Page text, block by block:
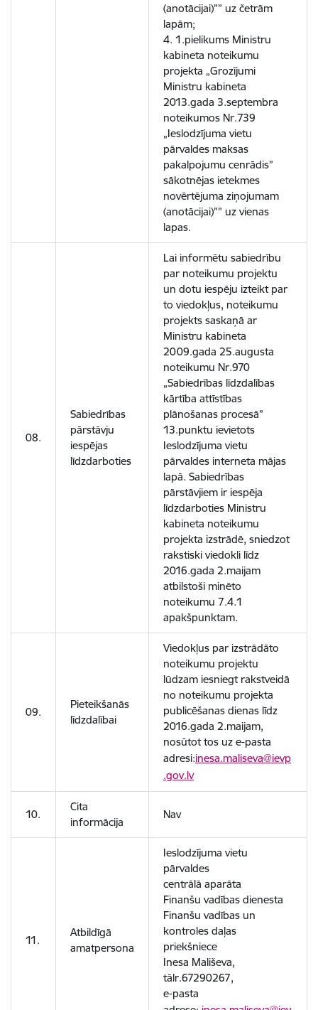
(anotācijai)”” uz četrām
lapām;
4. 1.pielikums Ministru
kabineta noteikumu
projekta „Grozījumi
Ministru kabineta
2013.gada 3.septembra
noteikumos Nr.739
„Ieslodzījuma vietu
pārvaldes maksas
pakalpojumu cenrādis”
sākotnējas ietekmes
novērtējuma ziņojumam
(anotācijai)”” uz vienas
lapas.
08.
Sabiedrības
pārstāvju
iespējas
līdzdarboties
Lai informētu sabiedrību
par noteikumu projektu
un dotu iespēju izteikt par
to viedokļus, noteikumu
projekts saskaņā ar
Ministru kabineta
2009.gada 25.augusta
noteikumu Nr.970
„Sabiedrības līdzdalības
kārtība attīstības
plānošanas procesā”
13.punktu ievietots
Ieslodzījuma vietu
pārvaldes interneta mājas
lapā. Sabiedrības
pārstāvjiem ir iespēja
līdzdarboties Ministru
kabineta noteikumu
projekta izstrādē, sniedzot
rakstiski viedokli līdz
2016.gada 2.maijam
atbilstoši minēto
noteikumu 7.4.1
apakšpunktam.
09.
Pieteikšanās
līdzdalībai
Viedokļus par izstrādāto
noteikumu projektu
lūdzam iesniegt rakstveidā
no noteikumu projekta
publicēšanas dienas līdz
2016.gada 2.maijam,
nosūtot tos uz e-pasta
adresi:inesa.maliseva@ievp
.gov.lv
10.
Cita
informācija
Nav
11.
Atbildīgā
amatpersona
Ieslodzījuma vietu
pārvaldes
centrālā aparāta
Finanšu vadības dienesta
Finanšu vadības un
kontroles daļas
priekšniece
Inesa Mališeva,
tālr.67290267,
e-pasta